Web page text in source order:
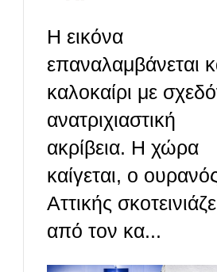
Η εικόνα
επαναλαμβάνεται
καλοκαίρι με
ανατριχιαστική
ακρίβεια. Η χώρα
καίγεται, ο
Αττικής
από τον κα...